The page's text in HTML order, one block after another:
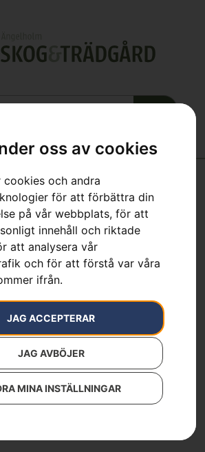
oss av cookies
cookies och andra
för att förbättra din
på vår webbplats, för att
innehåll och riktade
att analysera vår
och för att förstå var våra
ifrån.
JAG ACCEPTERAR
JAG AVBÖJER
MINA INSTÄLLNINGAR
Functional EN 20471